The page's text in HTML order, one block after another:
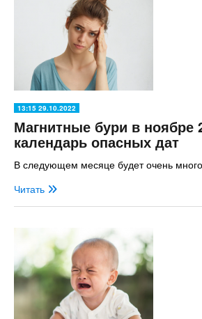
13:15 29.10.2022
Магнитные бури в ноябре
календарь опасных дат
В следующем месяце будет очень
Читать